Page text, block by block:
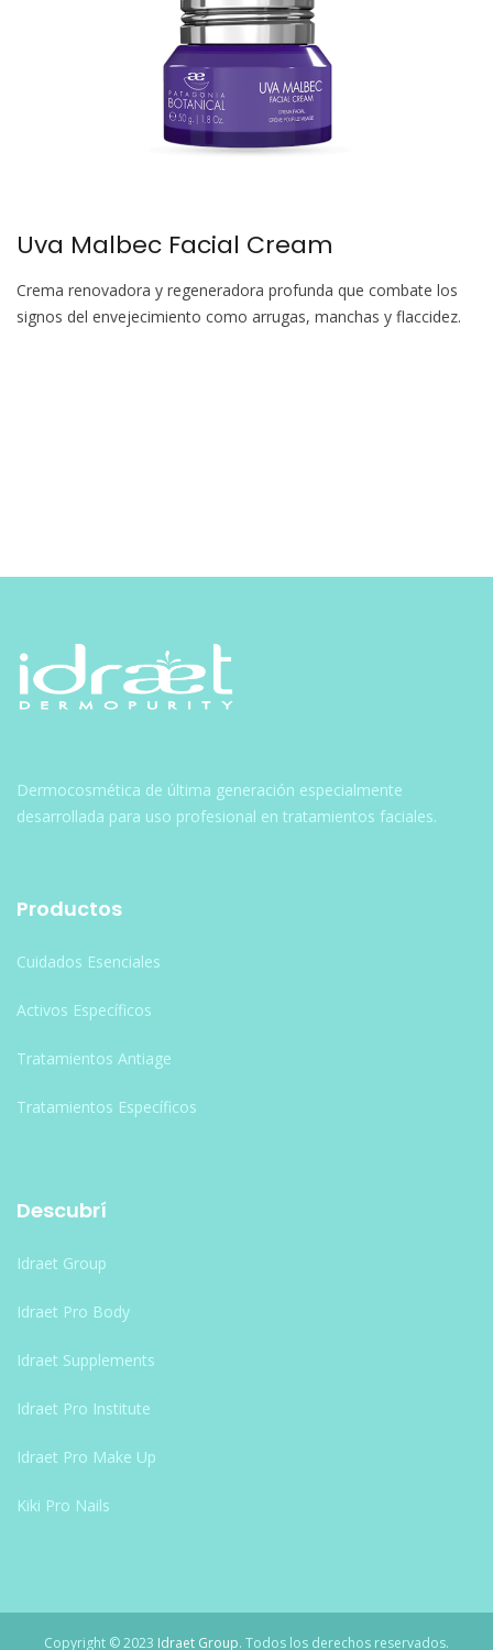
Uva Malbec Facial Cream
Crema renovadora y regeneradora profunda que combate los
signos del envejecimiento como arrugas, manchas y flaccidez.
entradas
Dermocosmética de última generación especialmente
desarrollada para uso profesional en tratamientos faciales.
Productos
Cuidados Esenciales
Activos Específicos
Tratamientos Antiage
Tratamientos Específicos
Descubrí
Idraet Group
Idraet Pro Body
Idraet Supplements
Idraet Pro Institute
Idraet Pro Make Up
Kiki Pro Nails
Copyright © 2023 Idraet Group. Todos los derechos reservados.